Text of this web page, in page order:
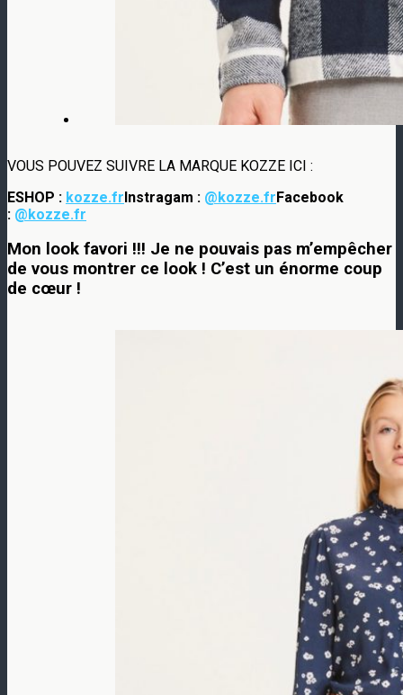
VOUS POUVEZ SUIVRE LA MARQUE KOZZE ICI :
ESHOP : kozze.frInstragam : @kozze.frFacebook
: @kozze.fr
Mon look favori !!! Je ne pouvais pas m’empêcher
de vous montrer ce look ! C’est un énorme coup
de cœur !